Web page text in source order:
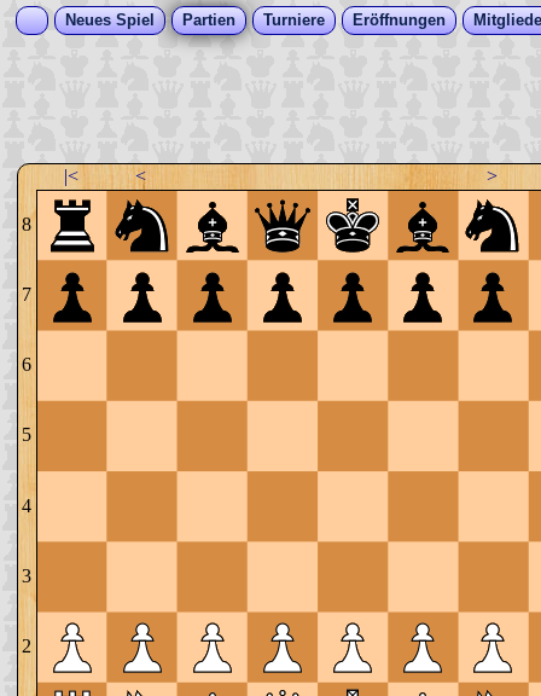
Neues Spiel Partien Turniere Eröffnungen
|< < >
8
7
6
5
4
3
2